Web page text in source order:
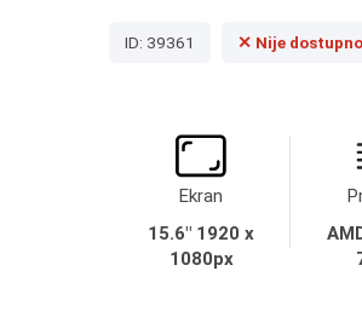
ID: 39361 ✕ Nije dostupno
Ekran
15.6" 1920 x
1080px